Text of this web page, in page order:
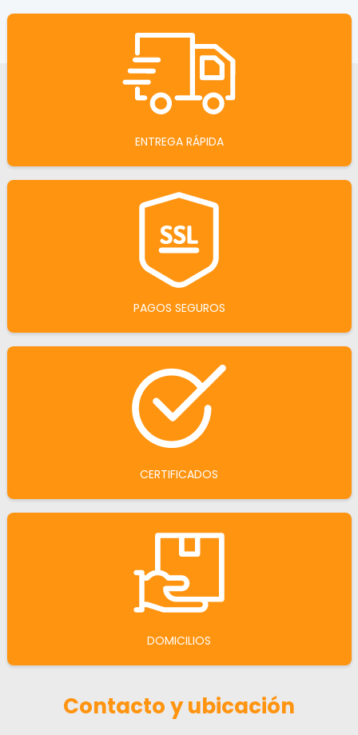
ENTREGA RÁPIDA
PAGOS SEGUROS
CERTIFICADOS
DOMICILIOS
Contacto y ubicación